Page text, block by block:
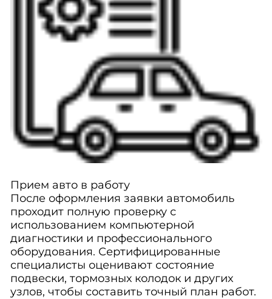
Прием авто в работу
После оформления заявки автомобиль
проходит полную проверку с
использованием компьютерной
диагностики и профессионального
оборудования. Сертифицированные
специалисты оценивают состояние
подвески, тормозных колодок и других
узлов, чтобы составить точный план работ.